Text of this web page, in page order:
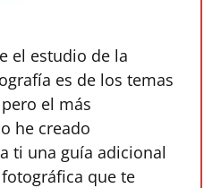
el estudio de la
es de los temas
el más
he creado
ti una guía adicional
que te